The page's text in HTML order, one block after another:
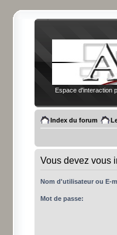
Espace d'interaction
Index du forum
Vous devez vous
Nom d'utilisateur ou E-
Mot de passe: